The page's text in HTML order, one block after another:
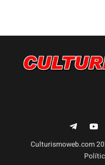
Culturismoweb.com